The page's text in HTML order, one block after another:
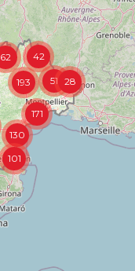
62
101
51 28
130
171
193
42